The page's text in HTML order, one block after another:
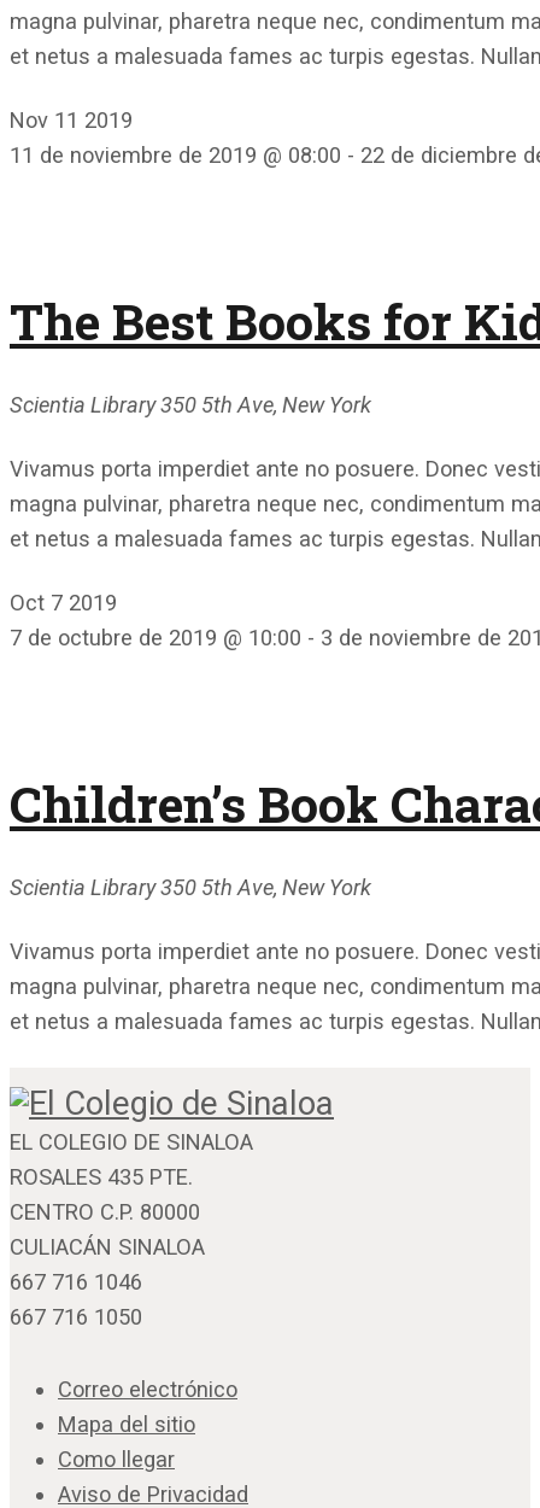
magna pulvinar, pharetra neque nec, condimentum
et netus a malesuada fames ac turpis egestas.
Nov 11 2019
11 de noviembre de 2019 @ 08:00 - 22 de diciembre
The Best Books for
Scientia Library350 5th Ave, New York
Vivamus porta imperdiet ante no posuere. Donec
magna pulvinar, pharetra neque nec, condimentum
et netus a malesuada fames ac turpis egestas.
Oct 7 2019
7 de octubre de 2019 @ 10:00 - 3 de noviembre de
Children’s Book
Scientia Library350 5th Ave, New York
Vivamus porta imperdiet ante no posuere. Donec
magna pulvinar, pharetra neque nec, condimentum
et netus a malesuada fames ac turpis egestas.
EL COLEGIO DE SINALOA
ROSALES 435 PTE.
CENTRO C.P. 80000
CULIACÁN SINALOA
667 716 1046
667 716 1050
Correo electrónico
Mapa del sitio
Como llegar
Aviso de Privacidad